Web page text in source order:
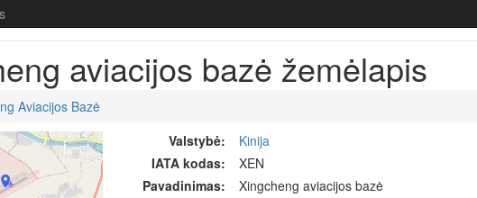
aviacijos bazė žemėlapis
Aviacijos Bazė
Valstybė:
Kinija
IATA kodas:
XEN
Pavadinimas:
Xingcheng aviacijos bazė